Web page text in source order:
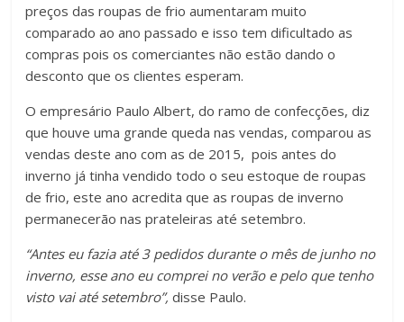
preços das roupas de frio aumentaram muito
comparado ao ano passado e isso tem dificultado as
compras pois os comerciantes não estão dando o
desconto que os clientes esperam.
O empresário Paulo Albert, do ramo de confecções, diz
que houve uma grande queda nas vendas, comparou as
vendas deste ano com as de 2015, pois antes do
inverno já tinha vendido todo o seu estoque de roupas
de frio, este ano acredita que as roupas de inverno
permanecerão nas prateleiras até setembro.
“Antes eu fazia até 3 pedidos durante o mês de junho no
inverno, esse ano eu comprei no verão e pelo que tenho
visto vai até setembro”, disse Paulo.